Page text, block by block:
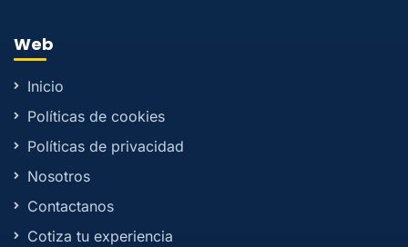
Web
Inicio
Políticas de cookies
Políticas de privacidad
Nosotros
Contactanos
Cotiza tu experiencia